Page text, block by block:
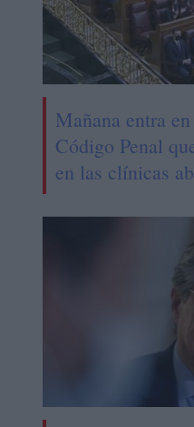
Mañana entra
Código Penal
en las clínicas